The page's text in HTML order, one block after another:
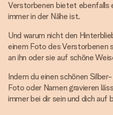
Verstorbenen bietet ebenfalls
immer in der Nähe ist.
Und warum nicht den
einem Foto des Verstorbenen
an ihn oder sie auf schöne
Indem du einen schönen
Foto oder Namen gravieren
immer bei dir sein und dich auf